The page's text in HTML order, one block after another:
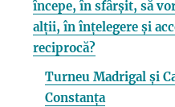
începe, în sfârșit, să
alții, în înțelegere și
reciprocă?
Turneu Madrigal și
Constanța